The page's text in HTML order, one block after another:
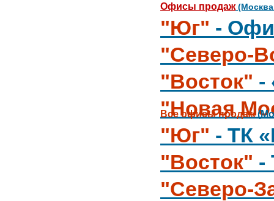
Офисы продаж(Москва
"Юг" -
"Северо-
"Восток" -
"Новая
"Юг" - ТК
"Восток" -
"Северо-
Все офисы продаж